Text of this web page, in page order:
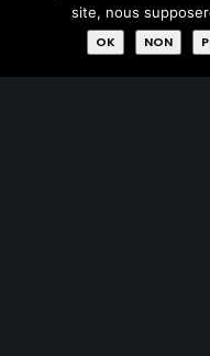
Rejoignez-nous
site, nous
OK
NON